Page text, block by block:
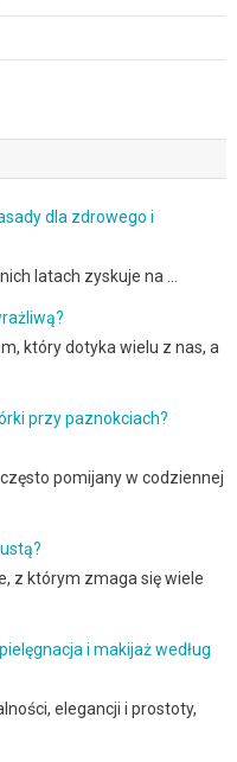
dla zdrowego i
latach zyskuje na …
który dotyka wielu z nas, a
przy paznokciach?
pomijany w codziennej
z którym zmaga się wiele
i makijaż według
elegancji i prostoty,